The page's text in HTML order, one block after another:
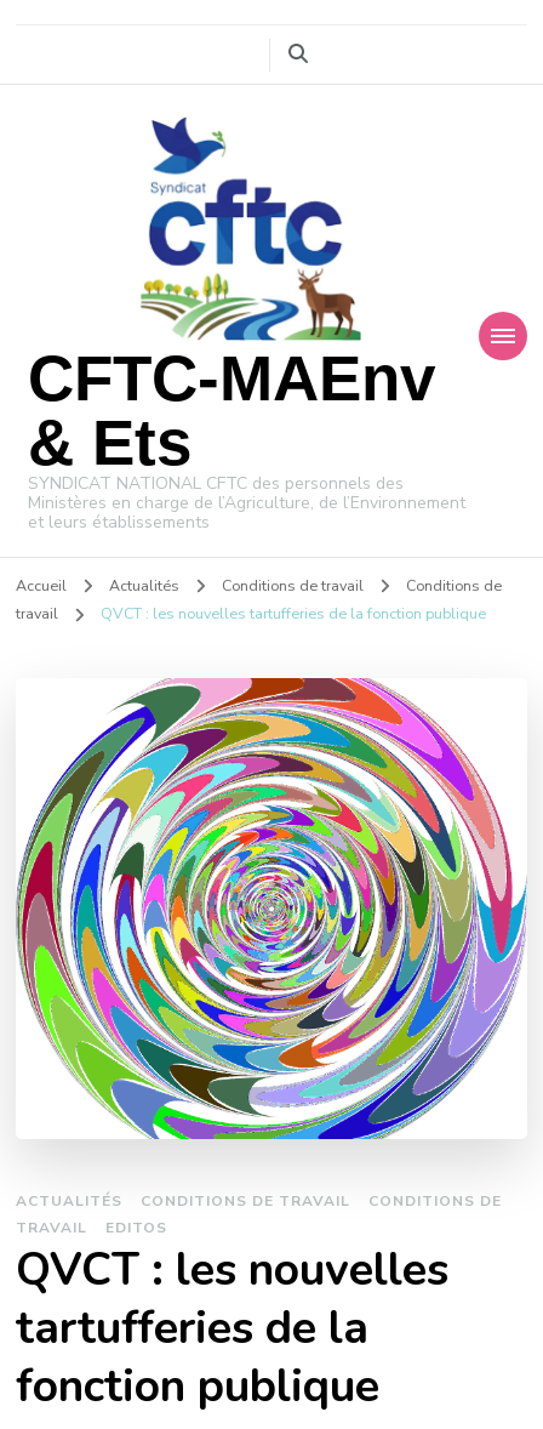
CFTC-MAEnv
& Ets
SYNDICAT NATIONAL CFTC des personnels des
Ministères en charge de l’Agriculture, de l’Environnement
et leurs établissements
Accueil Actualités Conditions de travail
Conditions de
travail
QVCT : les nouvelles tartufferies de la fonction publique
ACTUALITÉS CONDITIONS DE TRAVAIL
CONDITIONS DE
TRAVAIL
EDITOS
QVCT : les nouvelles
tartufferies de la
fonction publique